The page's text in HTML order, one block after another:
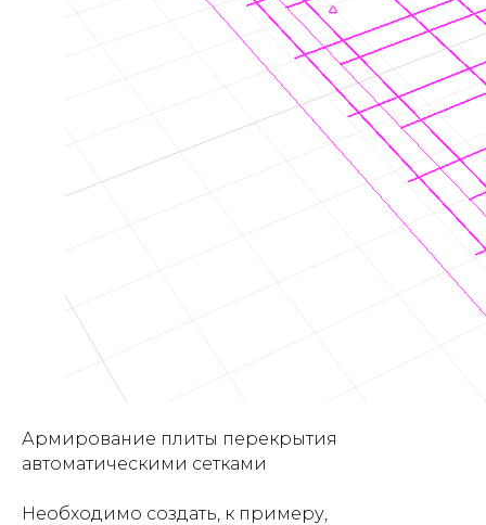
Армирование плиты перекрытия
автоматическими сетками
Необходимо создать, к примеру,